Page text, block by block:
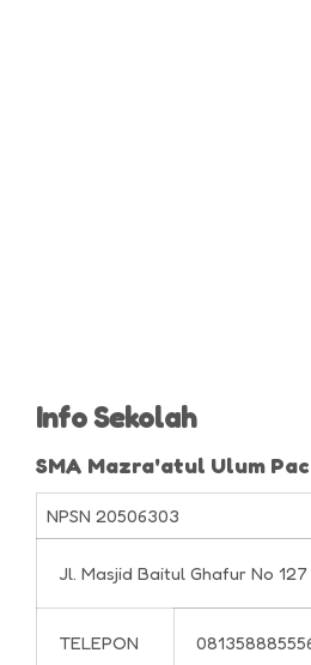
Info Sekolah
SMA Mazra'atul Ulum
NPSN 20506303
Jl. Masjid Baitul Ghafur No
TELEPON